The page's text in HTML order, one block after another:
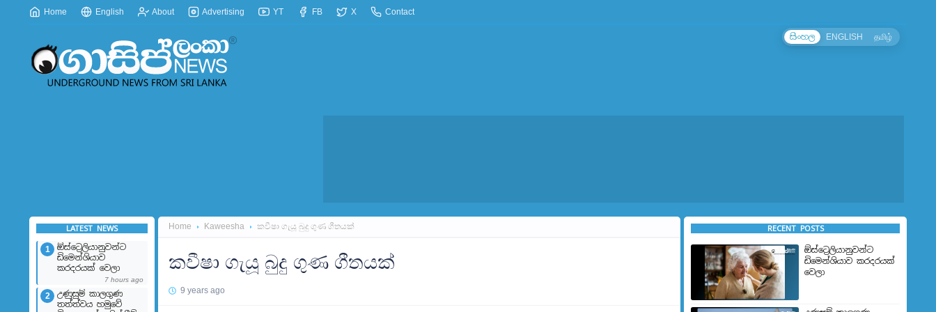
Home English About Advertising YT FB X Contact
සිංහල ENGLISH தமிழ்
LATEST NEWS
1
ඕස්ට්‍රෙලියානුවන්ට
ඩිමෙන්ශියාව
කරදරයක් වෙලා
7 hours ago
2
උණුසුම් කාලගුණ
තත්ත්වය හමුවේ
Home Kaweesha කවීෂා ගැයූ බුදු ගුණ ගීතයක්
කවීෂා ගැයූ බුදු ගුණ ගීතයක්
9 years ago
RECENT POSTS
ඕස්ට්‍රෙලියානුවන්ට
ඩිමෙන්ශියාව කරදරයක්
වෙලා